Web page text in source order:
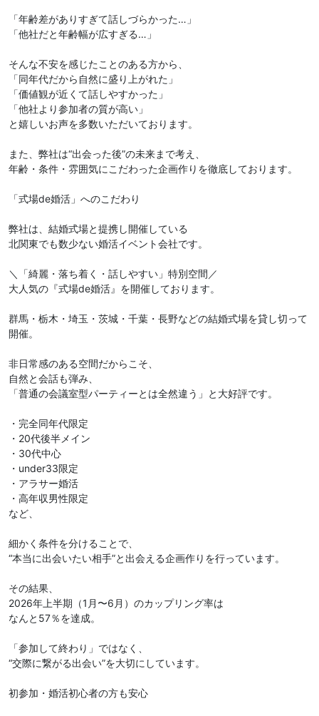
「年齢差がありすぎて話しづらかった…」
「他社だと年齢幅が広すぎる…」
そんな不安を感じたことのある方から、
「同年代だから自然に盛り上がれた」
「価値観が近くて話しやすかった」
「他社より参加者の質が高い」
と嬉しいお声を多数いただいております。
また、弊社は“出会った後”の未来まで考え、
年齢・条件・雰囲気にこだわった企画作りを徹底しております。
「式場de婚活」へのこだわり
弊社は、結婚式場と提携し開催している
北関東でも数少ない婚活イベント会社です。
＼「綺麗・落ち着く・話しやすい」特別空間／
大人気の『式場de婚活』を開催しております。
群馬・栃木・埼玉・茨城・千葉・長野などの結婚式場を貸し切って
開催。
非日常感のある空間だからこそ、
自然と会話も弾み、
「普通の会議室型パーティーとは全然違う」と大好評です。
・完全同年代限定
・20代後半メイン
・30代中心
・under33限定
・アラサー婚活
・高年収男性限定
など、
細かく条件を分けることで、
“本当に出会いたい相手”と出会える企画作りを行っています。
その結果、
2026年上半期（1月〜6月）のカップリング率は
なんと57％を達成。
「参加して終わり」ではなく、
“交際に繋がる出会い”を大切にしています。
初参加・婚活初心者の方も安心